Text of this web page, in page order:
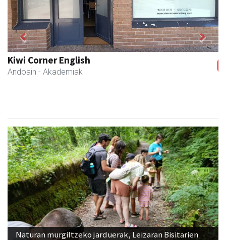
Kiwi Corner English
Andoain - Akademiak
Previous Next
Naturan murgiltzeko jarduerak, Leizaran Bisitarien